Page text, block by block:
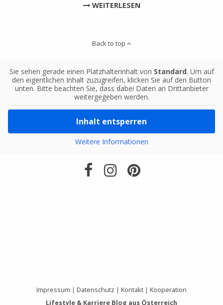
WEITERLESEN
Back to top
Sie sehen gerade einen Platzhalterinhalt von Standard. Um auf
den eigentlichen Inhalt zuzugreifen, klicken Sie auf den Button
unten. Bitte beachten Sie, dass dabei Daten an Drittanbieter
weitergegeben werden.
Inhalt entsperren
Weitere Informationen
Impressum | Datenschutz | Kontakt | Kooperation
Lifestyle & Karriere Blog aus Österreich